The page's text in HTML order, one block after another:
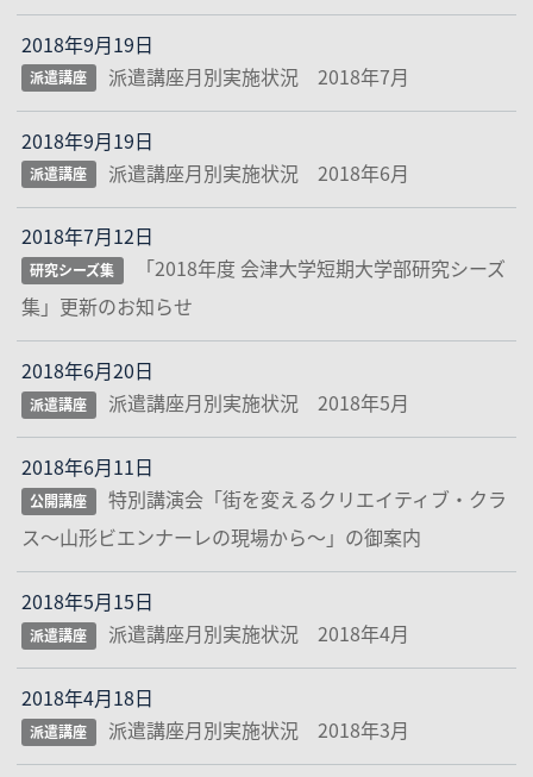
2018年9月19日
派遣講座 派遣講座月別実施状況 2018年7月
2018年9月19日
派遣講座 派遣講座月別実施状況 2018年6月
2018年7月12日
研究シーズ集
「2018年度 会津大学短期大学部研究シーズ
集」更新のお知らせ
2018年6月20日
派遣講座 派遣講座月別実施状況 2018年5月
2018年6月11日
公開講座
特別講演会「街を変えるクリエイティブ・クラ
ス～山形ビエンナーレの現場から～」の御案内
2018年5月15日
派遣講座 派遣講座月別実施状況 2018年4月
2018年4月18日
派遣講座 派遣講座月別実施状況 2018年3月